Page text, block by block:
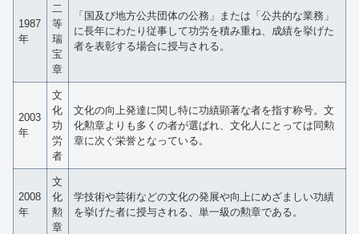
1987
年
二
等
瑞
宝
章
「国及び地方公共団体の公務」または「公共的な業務」
に長年にわたり従事して功労を積み重ね、成績を挙げた
者を表彰する場合に授与される。
2003
年
文
化
功
労
者
文化の向上発達に関し特に功績顕著な者を指す称号。文
化勲章よりも多くの者が選ばれ、文化人にとっては同勲
章に次ぐ栄誉となっている。
2008
年
文
化
勲
章
学技術や芸術などの文化の発展や向上にめざましい功績
を挙げた者に授与される、単一級の勲章である。